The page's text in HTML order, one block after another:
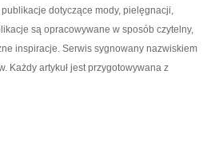
dotyczące mody, pielęgnacji,
są opracowywane w sposób czytelny,
inspiracje. Serwis sygnowany nazwiskiem
Każdy artykuł jest przygotowywana z